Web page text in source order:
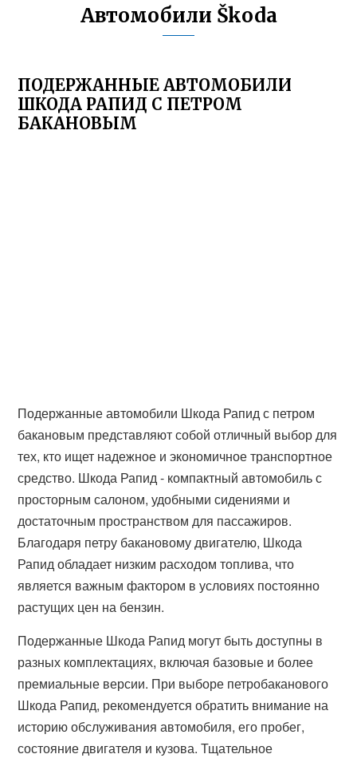
Автомобили Škoda
ПОДЕРЖАННЫЕ АВТОМОБИЛИ
ШКОДА РАПИД С ПЕТРОМ
БАКАНОВЫМ
Подержанные автомобили Шкода Рапид с петром
бакановым представляют собой отличный выбор для
тех, кто ищет надежное и экономичное транспортное
средство. Шкода Рапид - компактный автомобиль с
просторным салоном, удобными сидениями и
достаточным пространством для пассажиров.
Благодаря петру бакановому двигателю, Шкода
Рапид обладает низким расходом топлива, что
является важным фактором в условиях постоянно
растущих цен на бензин.
Подержанные Шкода Рапид могут быть доступны в
разных комплектациях, включая базовые и более
премиальные версии. При выборе петробаканового
Шкода Рапид, рекомендуется обратить внимание на
историю обслуживания автомобиля, его пробег,
состояние двигателя и кузова. Тщательное